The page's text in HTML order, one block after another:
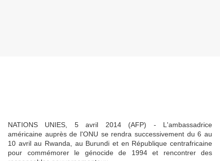
NATIONS UNIES, 5 avril 2014 (AFP) - L'ambassadrice
américaine auprès de l'ONU se rendra successivement du 6 au
10 avril au Rwanda, au Burundi et en République centrafricaine
pour commémorer le génocide de 1994 et rencontrer des